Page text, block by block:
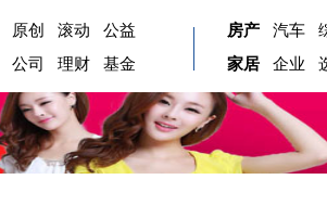
原创 滚动
公益
公司 理财 基金
房产 汽车
家居
企业